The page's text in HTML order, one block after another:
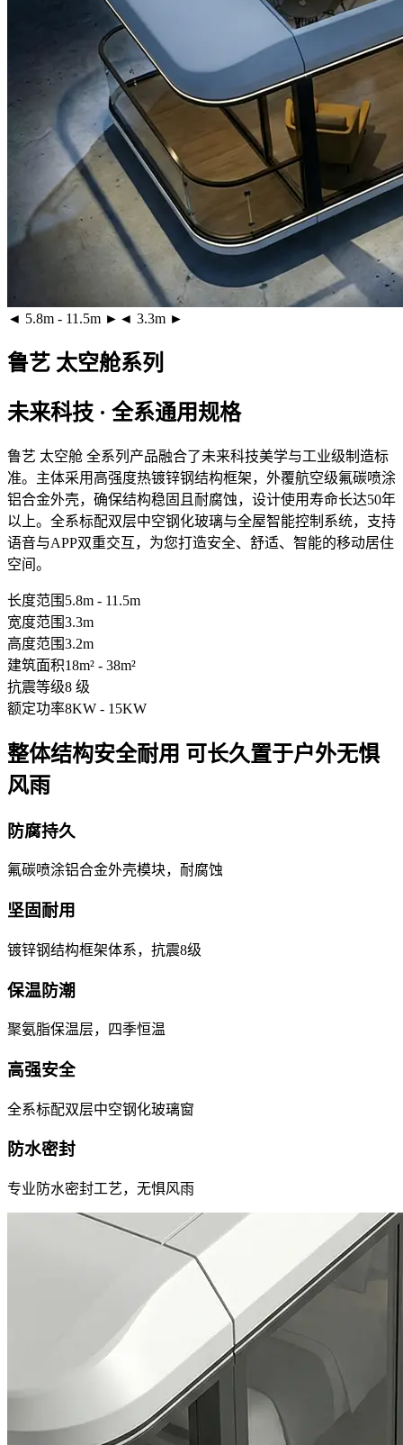
◄ 5.8m - 11.5m ► ◄ 3.3m ►
鲁艺 太空舱系列
未来科技 · 全系通用规格
鲁艺 太空舱 全系列产品融合了未来科技美学与工业级制造标
准。主体采用 高强度热镀锌钢结构框架，外覆航空级氟碳喷涂
铝合金外壳，确保结构稳固且耐腐蚀，设计使用寿命长达50年
以上。全系标配双层中空钢化玻璃与全屋智能控制系统，支持
语音与APP双重交互，为您打造安全、舒适、智能的移动居住
空间。
长度范围 5.8m - 11.5m
宽度范围3.3m
高度范围3.2m
建筑面积18m² - 38m²
抗震等级8 级
额定功率8KW - 15KW
整体结构安全耐用 可长久置于户外无惧
风雨
防腐持久
氟碳喷涂铝合金外壳模块，耐腐蚀
坚固耐用
镀锌钢结构框架体系，抗震8级
保温防潮
聚氨脂保温层，四季恒温
高强安全
全系标配双层中空钢化玻璃窗
防水密封
专业防水密封工艺，无惧风雨